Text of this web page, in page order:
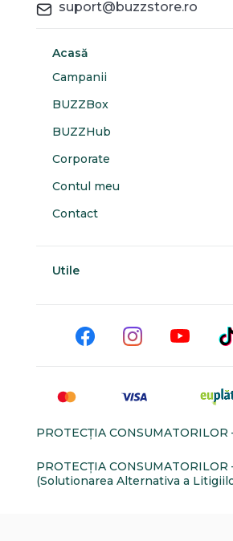
suport@buzzstore.ro
Acasă
Campanii
BUZZBox
BUZZHub
Corporate
Contul meu
Contact
Utile
PROTECŢIA CONSUMATORILOR
PROTECŢIA CONSUMATORILOR
(Solutionarea Alternativa a